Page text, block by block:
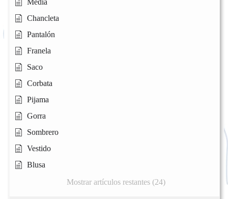
Media
Chancleta
Pantalón
Franela
Saco
Corbata
Pijama
Gorra
Sombrero
Vestido
Blusa
Mostrar artículos restantes (24)